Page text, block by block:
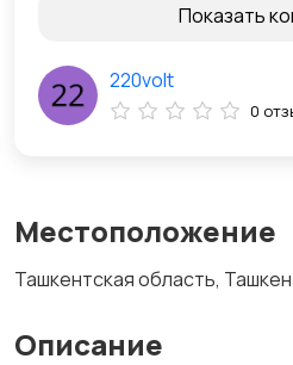
Местоположение
Ташкентская область,
Описание
Показать
220volt
0